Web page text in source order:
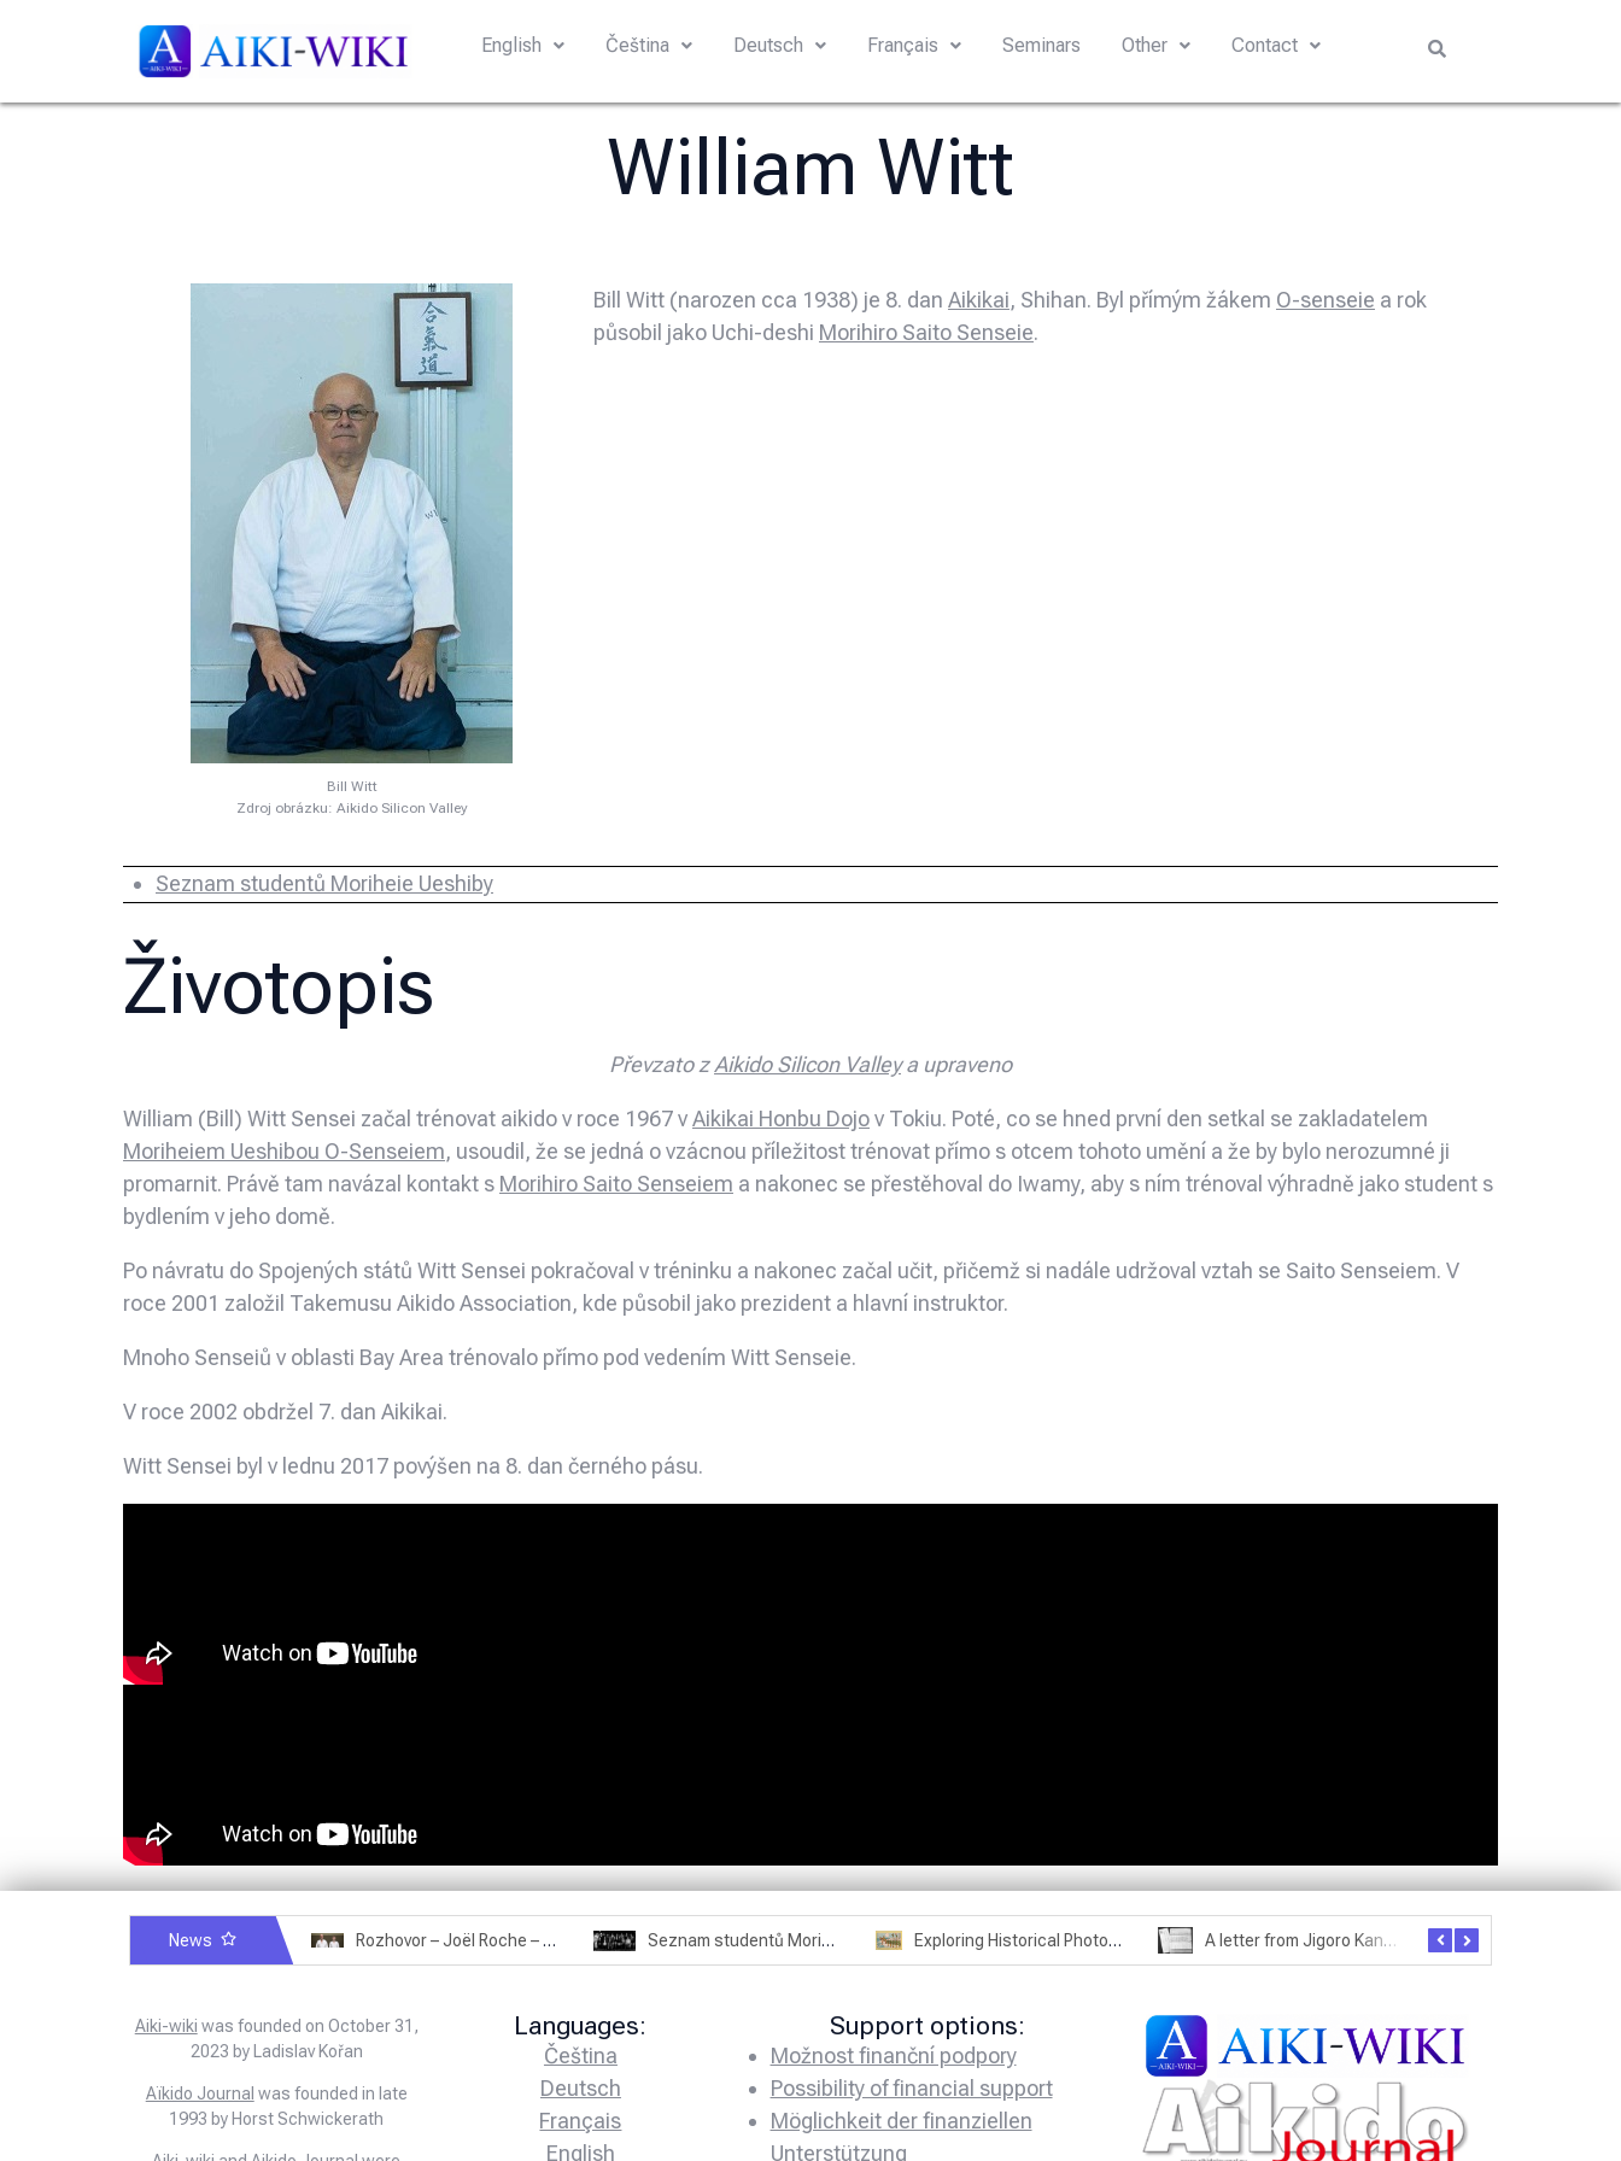
English Čeština Deutsch Français Seminars Other Contact
William Witt
Bill Witt
Zdroj obrázku: Aikido Silicon Valley
Bill Witt (narozen cca 1938) je 8. dan Aikikai, Shihan. Byl přímým žákem O-senseie a rok
působil jako Uchi-deshi Morihiro Saito Senseie.
Seznam studentů Moriheie Ueshiby
Životopis
Převzato zAikido Silicon Valleya upraveno
William (Bill) Witt Sensei začal trénovat aikido v roce 1967 vAikikai Honbu Dojov Tokiu. Poté, co se hned první den setkal se zakladatelem
Moriheiem Ueshibou O-Senseiem, usoudil, že se jedná o vzácnou příležitost trénovat přímo s otcem tohoto umění a že by bylo nerozumné ji
promarnit. Právě tam navázal kontakt s Morihiro Saito Senseiem a nakonec se přestěhoval do Iwamy, aby s ním trénoval výhradně jako student s
bydlením v jeho domě.
Po návratu do Spojených států Witt Sensei pokračoval v tréninku a nakonec začal učit, přičemž si nadále udržoval vztah se Saito Senseiem. V
roce 2001 založil Takemusu Aikido Association, kde působil jako prezident a hlavní instruktor.
Mnoho Senseiů v oblasti Bay Area trénovalo přímo pod vedením Witt Senseie.
V roce 2002 obdržel 7. dan Aikikai.
Witt Sensei byl v lednu 2017 povýšen na 8. dan černého pásu.
News Rozhovor – Joël Roche – 12.4.2025 – Praha, Karlín Seznam studentů Moriheie Ueshiby Exploring Historical Photos – Postcard from the Kwantung Army A letter from Jigoro Kano to Moritaka Ueshiba
Aiki-wiki was founded on October 31,
2023 by Ladislav Kořan
Aïkido Journal was founded in late
1993 by Horst Schwickerath
Languages:
Čeština
Deutsch
Français
English
Support options:
Možnost finanční podpory
Possibility of financial support
Möglichkeit der finanziellen
Unterstützung